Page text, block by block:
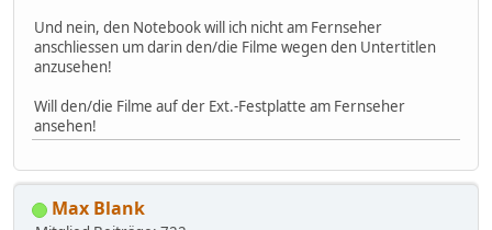
Und nein, den Notebook will ich nicht am Fernseher
anschliessen um darin den/die Filme wegen den Untertitlen
anzusehen!
Will den/die Filme auf der Ext.-Festplatte am Fernseher
ansehen!
Max Blank